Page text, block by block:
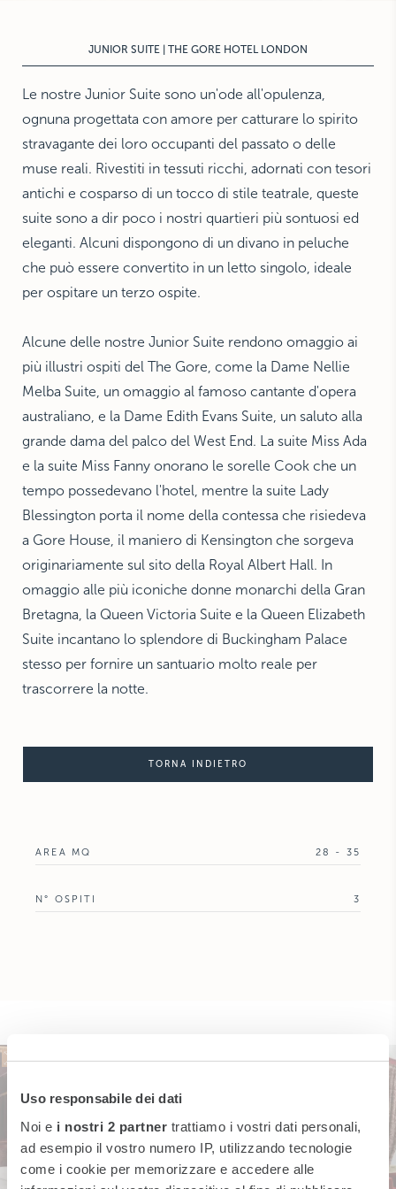
Uso responsabile dei dati
Noi e i nostri 2 partner trattiamo i vostri dati personali,
ad esempio il vostro numero IP, utilizzando tecnologie
come i cookie per memorizzare e accedere alle
Villa La FavoritaJUNIOR SUITE | THE GORE HOTEL LONDON
Le nostre Junior Suite sono un'ode all'opulenza,
ognuna progettata con amore per catturare lo spirito
stravagante dei loro occupanti del passato o delle
muse reali. Rivestiti in tessuti ricchi, adornati con tesori
antichi e cosparso di un tocco di stile teatrale, queste
suite sono a dir poco i nostri quartieri più sontuosi ed
eleganti. Alcuni dispongono di un divano in peluche
che può essere convertito in un letto singolo, ideale
per ospitare un terzo ospite.
Alcune delle nostre Junior Suite rendono omaggio ai
più illustri ospiti del The Gore, come la Dame Nellie
Melba Suite, un omaggio al famoso cantante d'opera
australiano, e la Dame Edith Evans Suite, un saluto alla
grande dama del palco del West End. La suite Miss Ada
e la suite Miss Fanny onorano le sorelle Cook che un
tempo possedevano l'hotel, mentre la suite Lady
Blessington porta il nome della contessa che risiedeva
a Gore House, il maniero di Kensington che sorgeva
originariamente sul sito della Royal Albert Hall. In
omaggio alle più iconiche donne monarchi della Gran
Bretagna, la Queen Victoria Suite e la Queen Elizabeth
Suite incantano lo splendore di Buckingham Palace
stesso per fornire un santuario molto reale per
trascorrere la notte.
TORNA INDIETRO
AREA MQ 28 - 35
N° OSPITI 3